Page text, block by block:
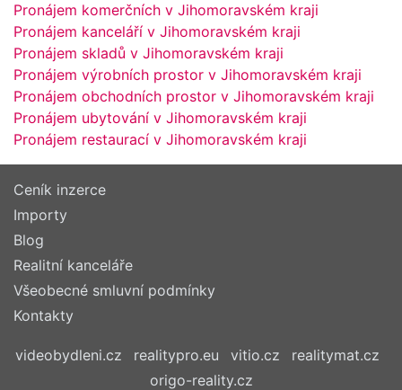
Pronájem komerčních v Jihomoravském kraji
Pronájem kanceláří v Jihomoravském kraji
Pronájem skladů v Jihomoravském kraji
Pronájem výrobních prostor v Jihomoravském kraji
Pronájem obchodních prostor v Jihomoravském kraji
Pronájem ubytování v Jihomoravském kraji
Pronájem restaurací v Jihomoravském kraji
Ceník inzerce
Importy
Blog
Realitní kanceláře
Všeobecné smluvní podmínky
Kontakty
videobydleni.cz realitypro.eu vitio.cz
realitymat.cz
origo-reality.cz